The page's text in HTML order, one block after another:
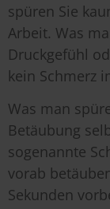
spüren Sie
Arbeit. Was
Druckgefühl
kein Schmerz
Was man
Betäubung
sogenannte
vorab
Sekunden